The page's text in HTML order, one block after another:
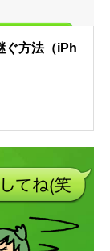
ぐ方法（iPh